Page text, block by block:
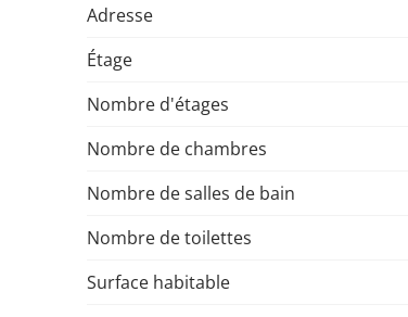
Adresse
Étage
Nombre d'étages
Nombre de chambres
Nombre de salles de bain
Nombre de toilettes
Surface habitable